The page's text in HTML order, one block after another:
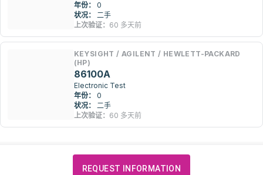
年份：
0
状况：
二手
上次验证： 60 多天前
KEYSIGHT / AGILENT / HEWLETT-PACKARD
(HP)
86100A
Electronic Test
年份：
0
状况：
二手
上次验证： 60 多天前
REQUEST INFORMATION